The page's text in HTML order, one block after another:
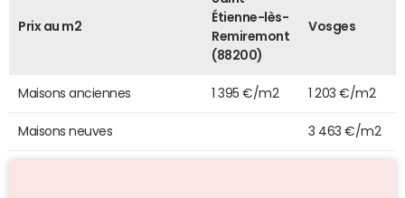
Prix au m2
Étienne-lès-
Remiremont
(88200)
Vosges
Maisons anciennes 1 395 €/m2 1 203 €/m2
Maisons neuves 3 463 €/m2